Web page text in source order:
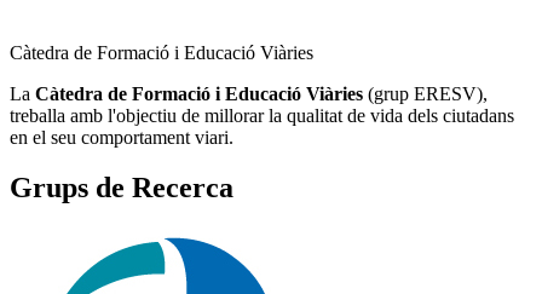
Càtedra de Formació i Educació Viàries
La Càtedra de Formació i Educació Viàries (grup ERESV),
treballa amb l'objectiu de millorar la qualitat de vida dels ciutadans
en el seu comportament viari.
Grups de Recerca